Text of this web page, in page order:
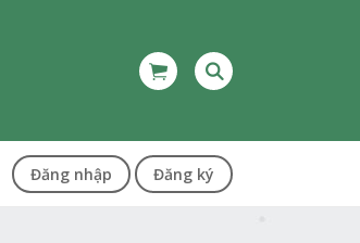
Đăng nhập Đăng ký